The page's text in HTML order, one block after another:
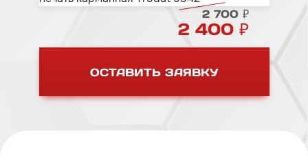
2 700 ₽
2 400 ₽
ОСТАВИТЬ ЗАЯВКУ